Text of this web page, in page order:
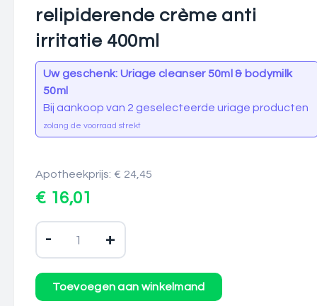
relipiderende crème anti
irritatie 400ml
Uw geschenk: Uriage cleanser 50ml & bodymilk
50ml
Bij aankoop van 2 geselecteerde uriage producten
zolang de voorraad strekt
Apotheekprijs: € 24,45
€ 16,01
- +